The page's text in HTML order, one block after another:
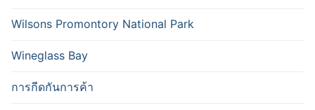
Wilsons Promontory National Park
Wineglass Bay
การกีดกันการค้า